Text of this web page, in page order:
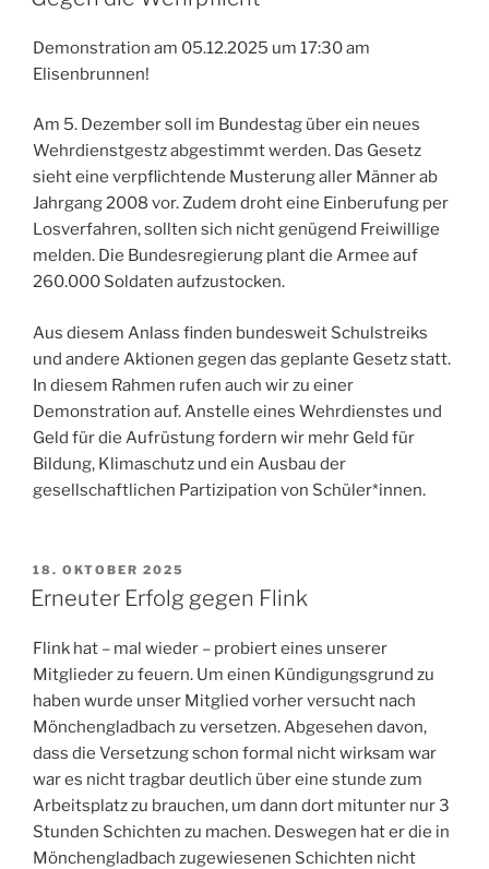
Demonstration am 05.12.2025 um 17:30 am
Elisenbrunnen!
Am 5. Dezember soll im Bundestag über ein neues
Wehrdienstgestz abgestimmt werden. Das Gesetz
sieht eine verpflichtende Musterung aller Männer ab
Jahrgang 2008 vor. Zudem droht eine Einberufung per
Losverfahren, sollten sich nicht genügend Freiwillige
melden. Die Bundesregierung plant die Armee auf
260.000 Soldaten aufzustocken.
Aus diesem Anlass finden bundesweit Schulstreiks
und andere Aktionen gegen das geplante Gesetz statt.
In diesem Rahmen rufen auch wir zu einer
Demonstration auf. Anstelle eines Wehrdienstes und
Geld für die Aufrüstung fordern wir mehr Geld für
Bildung, Klimaschutz und ein Ausbau der
gesellschaftlichen Partizipation von Schüler*innen.
VERÖFFENTLICHT
AM
18. OKTOBER 2025
Erneuter Erfolg gegen Flink
Flink hat – mal wieder – probiert eines unserer
Mitglieder zu feuern. Um einen Kündigungsgrund zu
haben wurde unser Mitglied vorher versucht nach
Mönchengladbach zu versetzen. Abgesehen davon,
dass die Versetzung schon formal nicht wirksam war
war es nicht tragbar deutlich über eine stunde zum
Arbeitsplatz zu brauchen, um dann dort mitunter nur 3
Stunden Schichten zu machen. Deswegen hat er die in
Mönchengladbach zugewiesenen Schichten nicht